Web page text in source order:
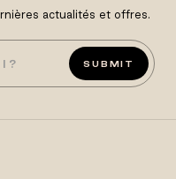
actualités et offres.
SUBMIT